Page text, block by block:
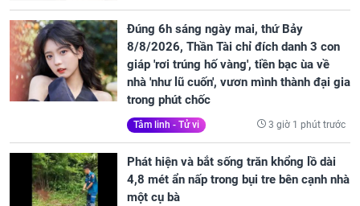
Đúng 6h sáng ngày mai, thứ Bảy
8/8/2026, Thần Tài chỉ đích danh 3 con
giáp 'rơi trúng hố vàng', tiền bạc ùa về
nhà 'như lũ cuốn', vươn mình thành đại gia
trong phút chốc
Tâm linh - Tử vi 3 giờ 1 phút trước
Phát hiện và bắt sống trăn khổng lồ dài
4,8 mét ẩn nấp trong bụi tre bên cạnh nhà
một cụ bà